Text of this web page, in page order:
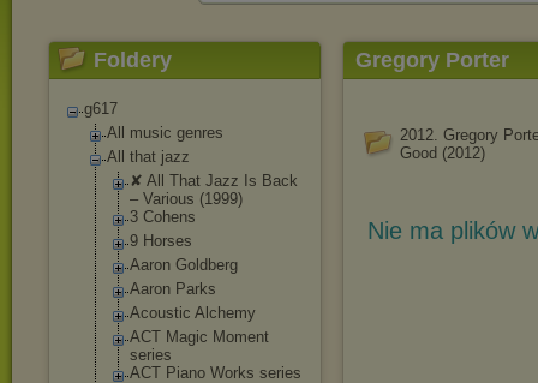
Foldery
g617
All music genres
All that jazz
✘ All That Jazz Is Back
‎– Various (1999)
3 Cohens
9 Horses
Aaron Goldberg
Aaron Parks
Acoustic Alchemy
ACT Magic Moment
series
ACT Piano Works series
Gregory Porter
2012. Gregory
Good (2012)
Nie ma plików